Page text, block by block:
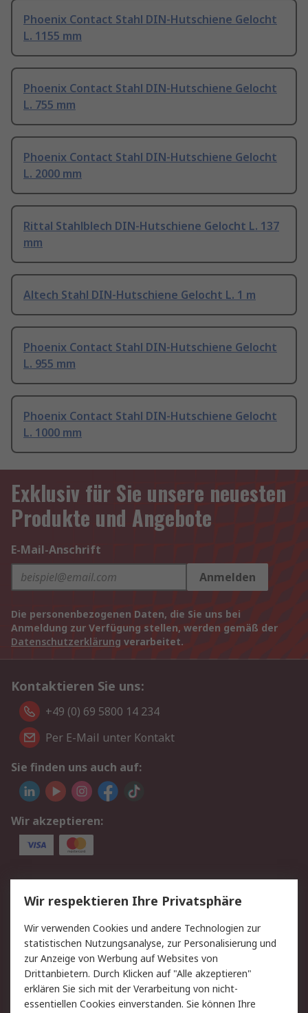
Phoenix Contact Stahl DIN-Hutschiene Gelocht
L. 1155 mm
Phoenix Contact Stahl DIN-Hutschiene Gelocht
L. 755 mm
Phoenix Contact Stahl DIN-Hutschiene Gelocht
L. 2000 mm
Rittal Stahlblech DIN-Hutschiene Gelocht L. 137
mm
Altech Stahl DIN-Hutschiene Gelocht L. 1 m
Phoenix Contact Stahl DIN-Hutschiene Gelocht
L. 955 mm
Phoenix Contact Stahl DIN-Hutschiene Gelocht
L. 1000 mm
Exklusiv für Sie unsere neuesten
Produkte und Angebote
E-Mail-Anschrift
Anmelden
Die personenbezogenen Daten, die Sie uns bei
Anmeldung zur Verfügung stellen, werden gemäß der
Datenschutzerklärung verarbeitet.
Kontaktieren Sie uns:
+49 (0) 69 5800 14 234
Per E-Mail unter Kontakt
Sie finden uns auch auf:
Wir akzeptieren:
Service
Value Added Services
Lieferlösungen
Rücksendungen
Kontakt
Hilfe
Privatkunden
Rechtliches
AGB Datenschutz
Wir respektieren Ihre Privatsphäre
Wir verwenden Cookies und andere Technologien zur
statistischen Nutzungsanalyse, zur Personalisierung und
zur Anzeige von Werbung auf Websites von
Drittanbietern. Durch Klicken auf "Alle akzeptieren"
erklären Sie sich mit der Verarbeitung von nicht-
essentiellen Cookies einverstanden. Sie können Ihre